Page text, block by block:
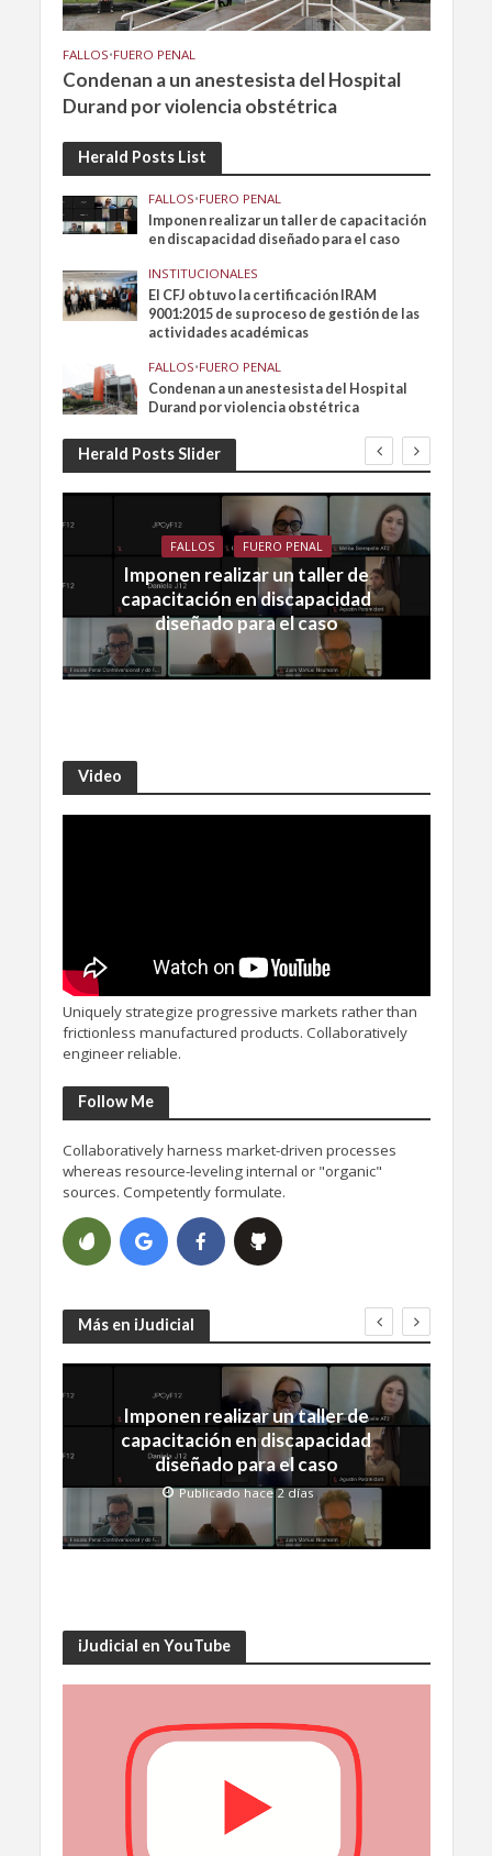
FALLOS•FUERO PENAL
Condenan a un anestesista del Hospital
Durand por violencia obstétrica
Herald Posts List
FALLOS•FUERO PENAL
Imponen realizar un taller de capacitación
en discapacidad diseñado para el caso
INSTITUCIONALES
El CFJ obtuvo la certificación IRAM
9001:2015 de su proceso de gestión de las
actividades académicas
FALLOS•FUERO PENAL
Condenan a un anestesista del Hospital
Durand por violencia obstétrica
Herald Posts Slider
FALLOS FUERO PENAL
Imponen realizar un taller de
capacitación en discapacidad
diseñado para el caso
Video
Uniquely strategize progressive markets rather than
frictionless manufactured products. Collaboratively
engineer reliable.
Follow Me
Collaboratively harness market-driven processes
whereas resource-leveling internal or "organic"
sources. Competently formulate.
Más en iJudicial
Imponen realizar un taller de
capacitación en discapacidad
diseñado para el caso
Publicado hace 2 días
iJudicial en YouTube